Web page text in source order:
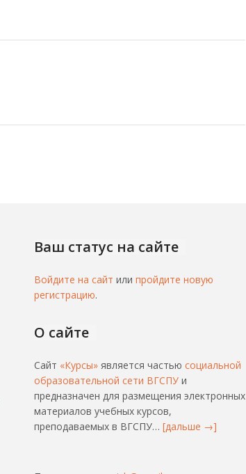
Ваш статус на сайте
Войдите на сайт или пройдите новую
регистрацию.
О сайте
Сайт «Курсы» является частью социальной
образовательной сети ВГСПУ и
предназначен для размещения электронных
материалов учебных курсов,
преподаваемых в ВГСПУ… [дальше →]